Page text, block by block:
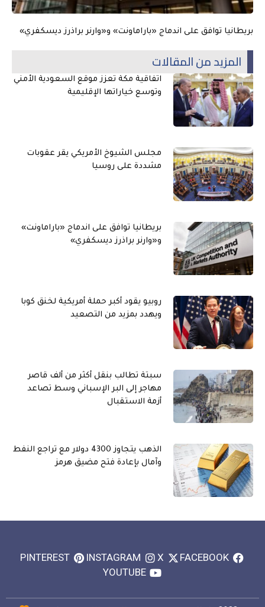
بريطانيا توافق على اندماج «باراماونت» و«وارنر براذرز ديسكفري»
المزيد من المقالات
اتفاقية مكة تعزز موقع السعودية الأمني
وتوسع خياراتها الإقليمية
مجلس الشيوخ الأمريكي يقر عقوبات
مشددة على روسيا
بريطانيا توافق على اندماج «باراماونت»
و«وارنر براذرز ديسكفري»
روبيو يقود أكبر حملة أمريكية لخنق كوبا
ويهدد بمزيد من التصعيد
سبتة تطالب بنقل أكثر من ألف قاصر
مهاجر إلى البر الإسباني وسط تصاعد
أزمة الاستقبال
الذهب يتجاوز 4300 دولار مع تراجع النفط
وآمال بإعادة فتح مضيق هرمز
FACEBOOK
X
INSTAGRAM
PINTEREST
YOUTUBE